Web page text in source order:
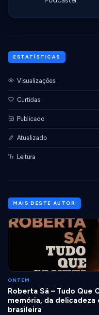
ESTATÍSTICAS
Visualizações
Curtidas
Publicado
Atualizado
Leitura
MAIS DESTE AUTOR
ONTEM
Roberta Sá – Tudo Que
memória, da delicadeza
brasileira